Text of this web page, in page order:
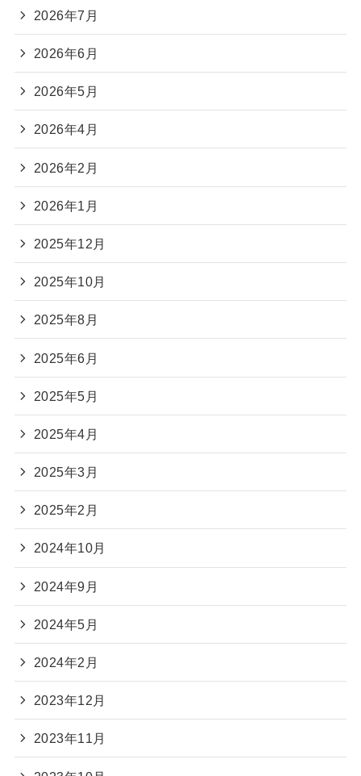
2026年7月
2026年6月
2026年5月
2026年4月
2026年2月
2026年1月
2025年12月
2025年10月
2025年8月
2025年6月
2025年5月
2025年4月
2025年3月
2025年2月
2024年10月
2024年9月
2024年5月
2024年2月
2023年12月
2023年11月